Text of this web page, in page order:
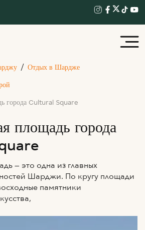
Отдых в Шардже
города Cultural Square
площадь города
— это одна из главных
Шарджи. По кругу площади
памятники